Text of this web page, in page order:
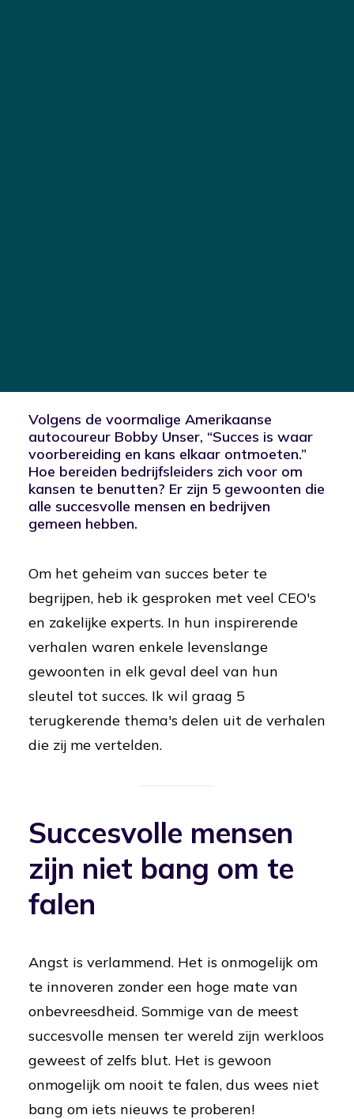
Volgens de voormalige Amerikaanse
autocoureur Bobby Unser, “Succes is waar
voorbereiding en kans elkaar ontmoeten.”
Hoe bereiden bedrijfsleiders zich voor om
kansen te benutten? Er zijn 5 gewoonten die
alle succesvolle mensen en bedrijven
gemeen hebben.
Om het geheim van succes beter te
begrijpen, heb ik gesproken met veel CEO's
en zakelijke experts. In hun inspirerende
verhalen waren enkele levenslange
gewoonten in elk geval deel van hun
sleutel tot succes. Ik wil graag 5
terugkerende thema's delen uit de verhalen
die zij me vertelden.
Succesvolle mensen
zijn niet bang om te
falen
Angst is verlammend. Het is onmogelijk om
te innoveren zonder een hoge mate van
onbevreesdheid. Sommige van de meest
succesvolle mensen ter wereld zijn werkloos
geweest of zelfs blut. Het is gewoon
onmogelijk om nooit te falen, dus wees niet
bang om iets nieuws te proberen!